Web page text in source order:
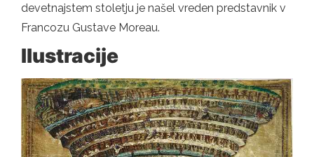
devetnajstem stoletju je našel vreden predstavnik v
Francozu Gustave Moreau.
Ilustracije